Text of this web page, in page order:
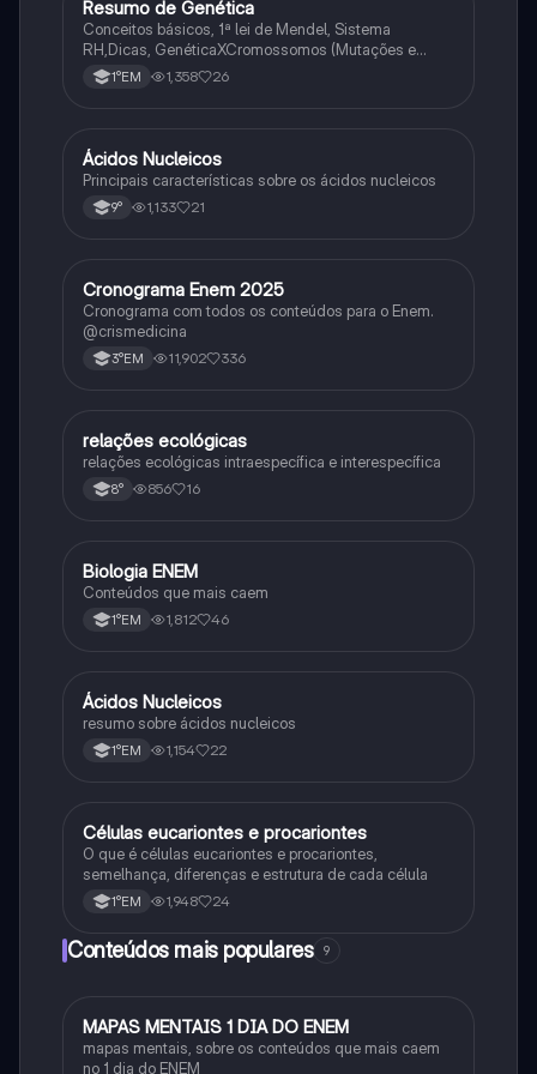
Biologia
Resumo de Genética
Conceitos básicos, 1ª lei de Mendel, Sistema
RH,Dicas, GenéticaXCromossomos (Mutações e
Variações Genéticas).
1°EM 1,358 26
Biologia
Ácidos Nucleicos
Principais características sobre os ácidos nucleicos
9° 1,133 21
Matematica
Cronograma Enem 2025
Cronograma com todos os conteúdos para o Enem.
@crismedicina
3°EM 11,902 336
Biologia
relações ecológicas
relações ecológicas intraespecífica e interespecífica
8° 856 16
Ciência
Biologia ENEM
Conteúdos que mais caem
1°EM 1,812 46
Biologia
Ácidos Nucleicos
resumo sobre ácidos nucleicos
1°EM 1,154 22
Biologia
Células eucariontes e procariontes
O que é células eucariontes e procariontes,
semelhança, diferenças e estrutura de cada célula
1°EM 1,948 24
Conteúdos mais populares 9
Português
MAPAS MENTAIS 1 DIA DO ENEM
mapas mentais, sobre os conteúdos que mais caem
no 1 dia do ENEM